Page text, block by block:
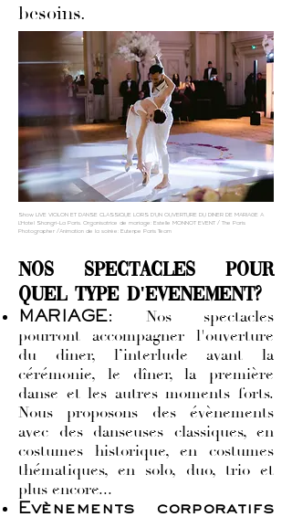
besoins.
Show LIVE VIOLON ET DANSE CLASSIQUE LORS D'UN OUVERTURE DU DINER DE MARIAGE A
L'Hotel Shangri-La Paris. Organisatrice de mariage: Estelle MONNOT EVENT / The Paris
Photographer /Animation de la soirée: Euterpe Paris Team
nos spectacles pour
quel type d'evenement?
MARIAGE: Nos spectacles
pourront accompagner l'ouverture
du diner, l’interlude avant la
cérémonie, le dîner, la première
danse et les autres moments forts.
Nous proposons des évènements
avec des danseuses classiques, en
costumes historique, en costumes
thématiques, en solo, duo, trio et
plus encore...
Evènements corporatifs